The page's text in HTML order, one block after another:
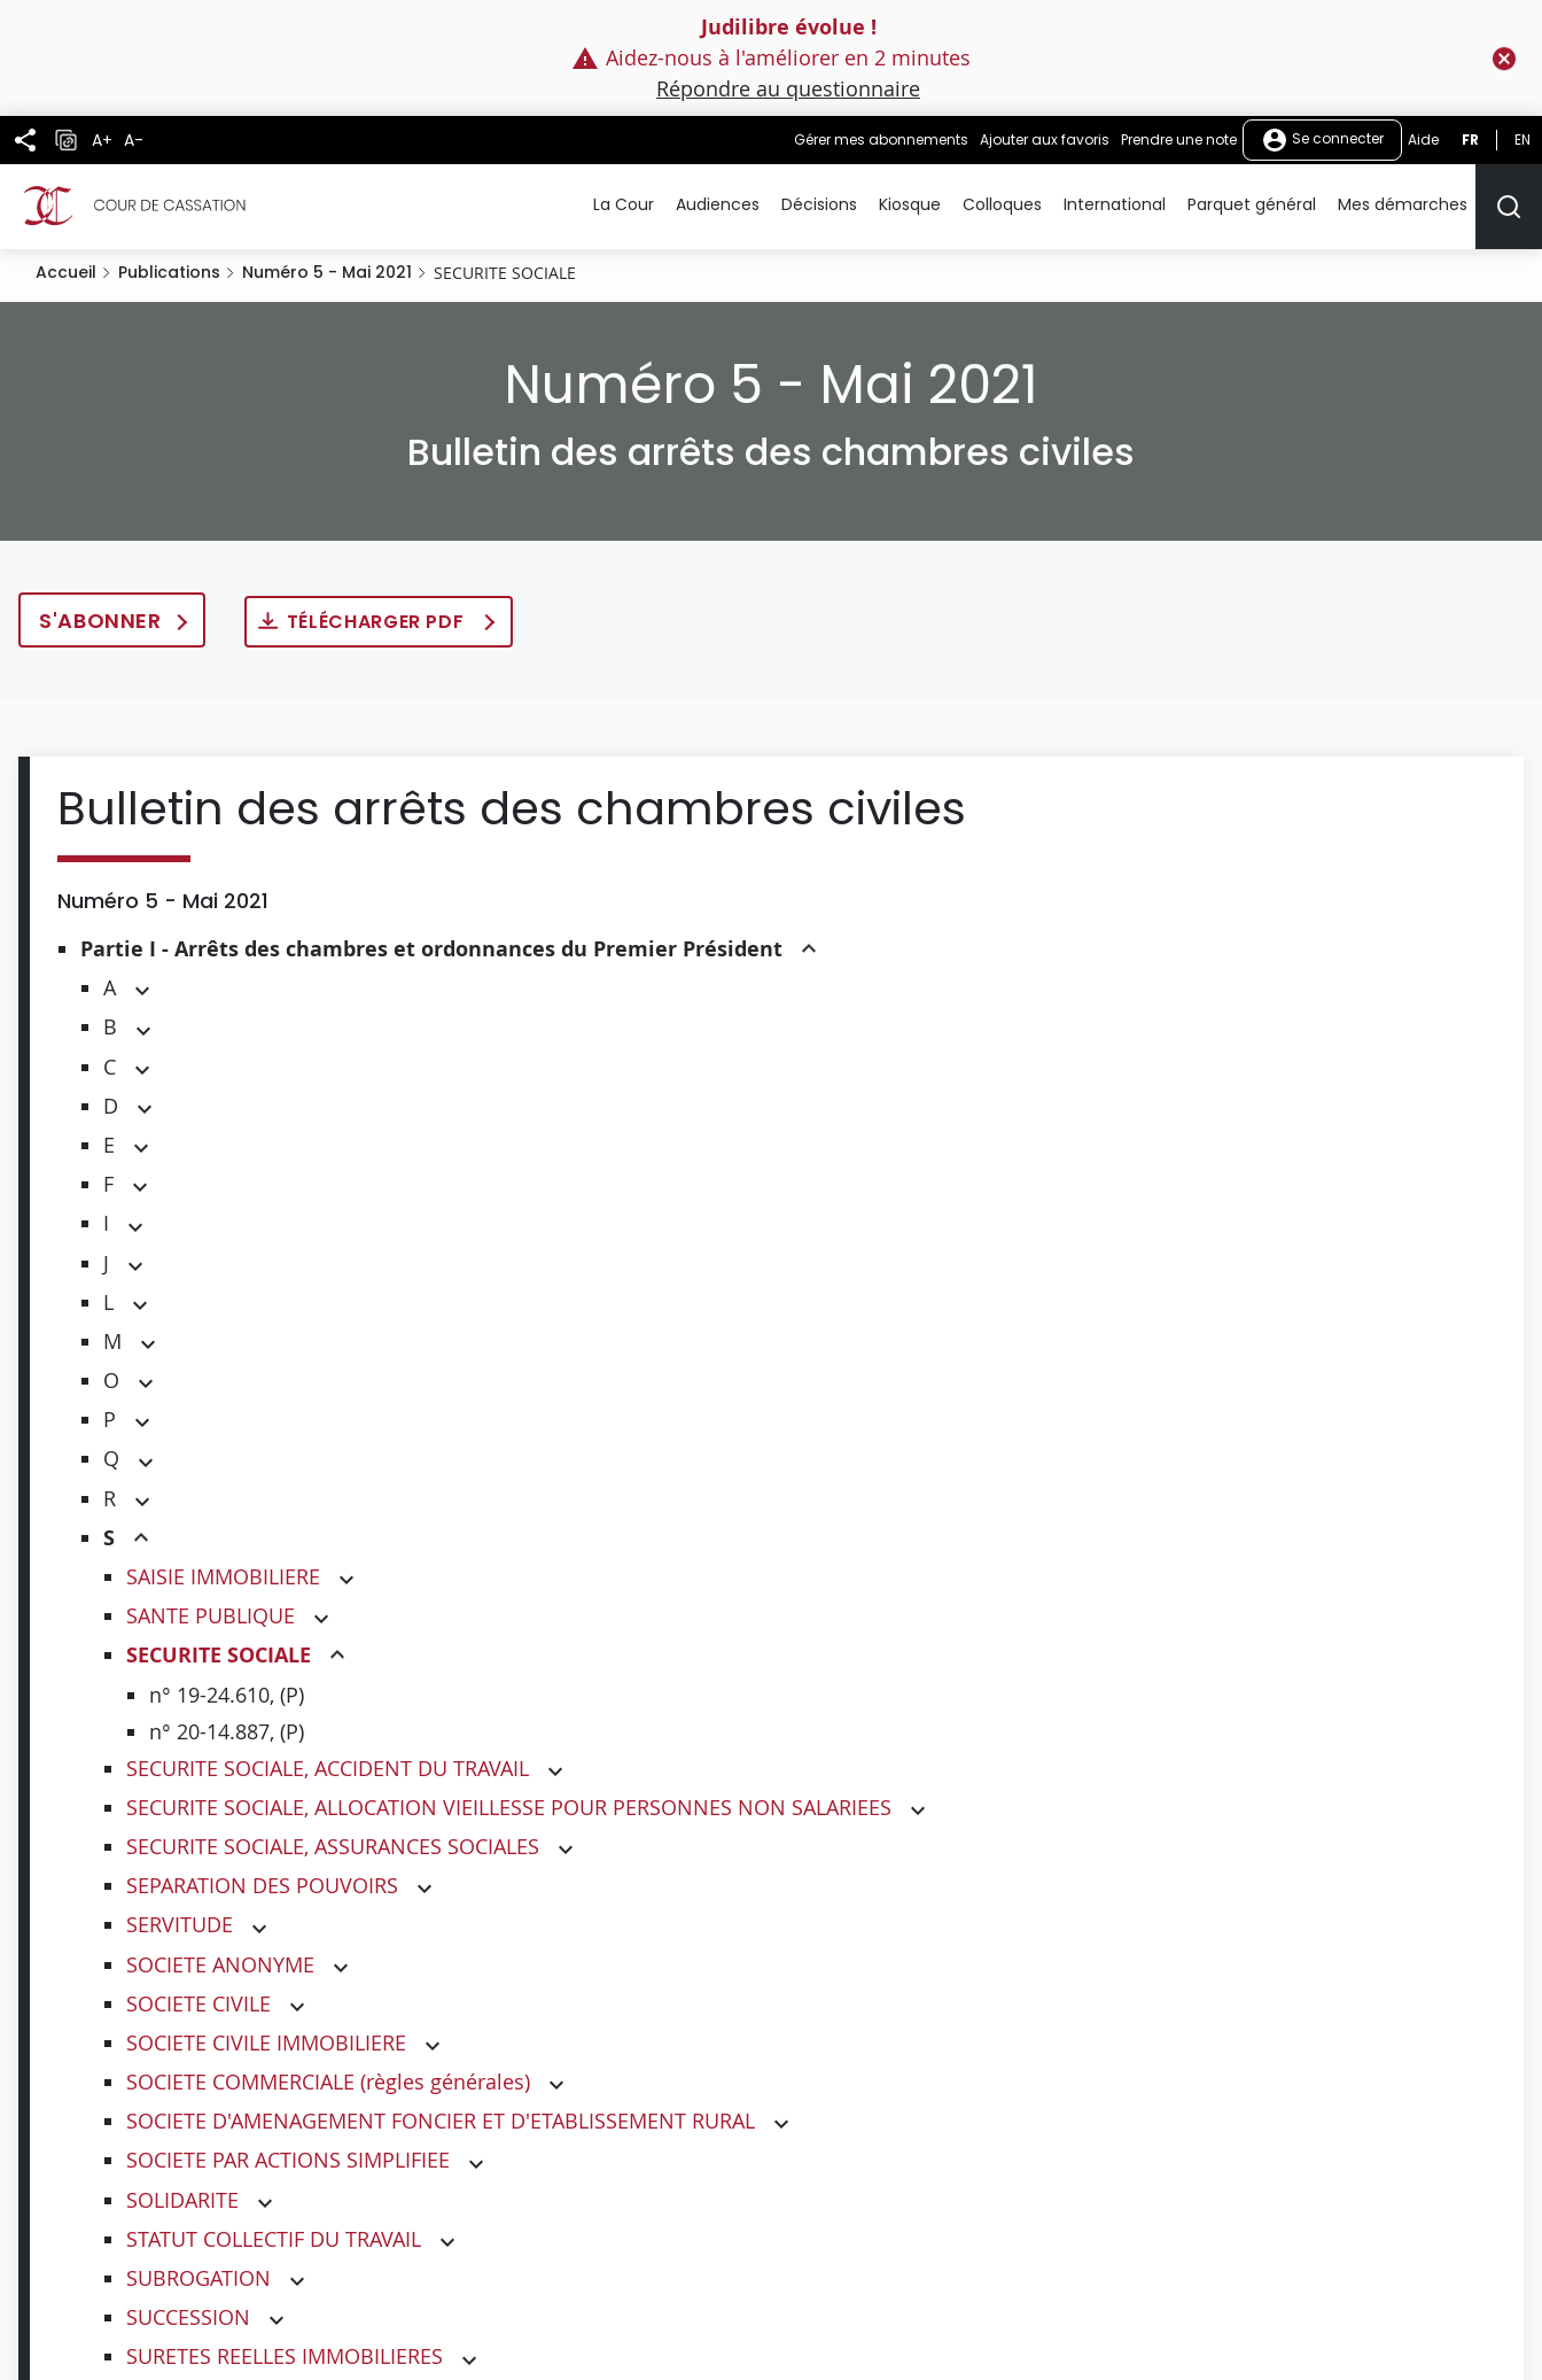
Judilibre évolue !
Aidez-nous à l'améliorer en 2 minutes
Répondre au questionnaire
A+ A- Gérer mes abonnements Ajouter aux favoris Prendre une note Se connecter Aide FR EN
La Cour Audiences Décisions Kiosque Colloques International Parquet général Mes démarches
Accueil Publications Numéro 5 - Mai 2021 SECURITE SOCIALE
Numéro 5 - Mai 2021
Bulletin des arrêts des chambres civiles
S'ABONNER TÉLÉCHARGER PDF
Bulletin des arrêts des chambres civiles
Numéro 5 - Mai 2021
Partie I - Arrêts des chambres et ordonnances du Premier Président
A
B
C
D
E
F
I
J
L
M
O
P
Q
R
S
SAISIE IMMOBILIERE
SANTE PUBLIQUE
SECURITE SOCIALE
n° 19-24.610, (P)
n° 20-14.887, (P)
SECURITE SOCIALE, ACCIDENT DU TRAVAIL
SECURITE SOCIALE, ALLOCATION VIEILLESSE POUR PERSONNES NON SALARIEES
SECURITE SOCIALE, ASSURANCES SOCIALES
SEPARATION DES POUVOIRS
SERVITUDE
SOCIETE ANONYME
SOCIETE CIVILE
SOCIETE CIVILE IMMOBILIERE
SOCIETE COMMERCIALE (règles générales)
SOCIETE D'AMENAGEMENT FONCIER ET D'ETABLISSEMENT RURAL
SOCIETE PAR ACTIONS SIMPLIFIEE
SOLIDARITE
STATUT COLLECTIF DU TRAVAIL
SUBROGATION
SUCCESSION
SURETES REELLES IMMOBILIERES